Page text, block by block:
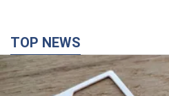
TOP NEWS